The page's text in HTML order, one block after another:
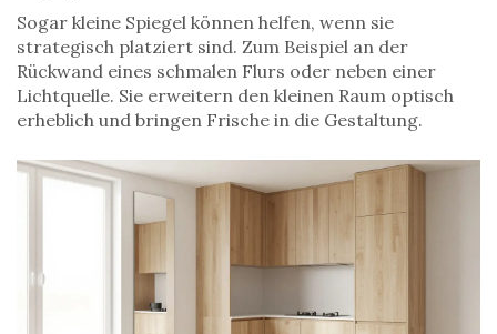
Sogar kleine Spiegel können helfen, wenn sie
strategisch platziert sind. Zum Beispiel an der
Rückwand eines schmalen Flurs oder neben einer
Lichtquelle. Sie erweitern den kleinen Raum optisch
erheblich und bringen Frische in die Gestaltung.